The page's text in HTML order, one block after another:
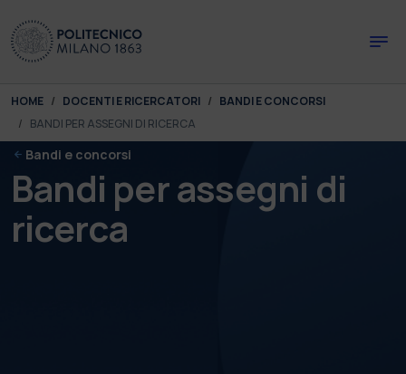
You are here:
HOME DOCENTI E RICERCATORI
BANDI E CONCORSI
BANDI PER ASSEGNI DI RICERCA
Bandi e concorsi
Bandi per assegni di
ricerca